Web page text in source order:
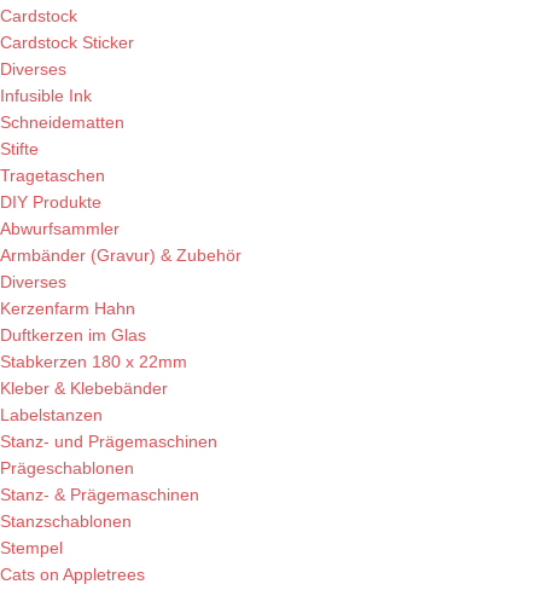
Cardstock
Cardstock Sticker
Diverses
Infusible Ink
Schneidematten
Stifte
Tragetaschen
DIY Produkte
Abwurfsammler
Armbänder (Gravur) & Zubehör
Diverses
Kerzenfarm Hahn
Duftkerzen im Glas
Stabkerzen 180 x 22mm
Kleber & Klebebänder
Labelstanzen
Stanz- und Prägemaschinen
Prägeschablonen
Stanz- & Prägemaschinen
Stanzschablonen
Stempel
Cats on Appletrees